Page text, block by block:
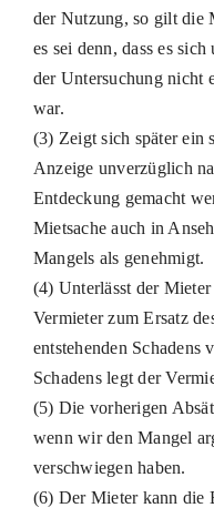
der Nutzung, so gilt die
es sei denn, dass es
der Untersuchung nicht
war.
(3) Zeigt sich später ein
Anzeige unverzüglich
Entdeckung gemacht
Mietsache auch in
Mangels als genehmigt.
(4) Unterlässt der
Vermieter zum Ersatz
entstehenden Schadens
Schadens legt der
(5) Die vorherigen
wenn wir den Mangel
verschwiegen haben.
(6) Der Mieter kann die